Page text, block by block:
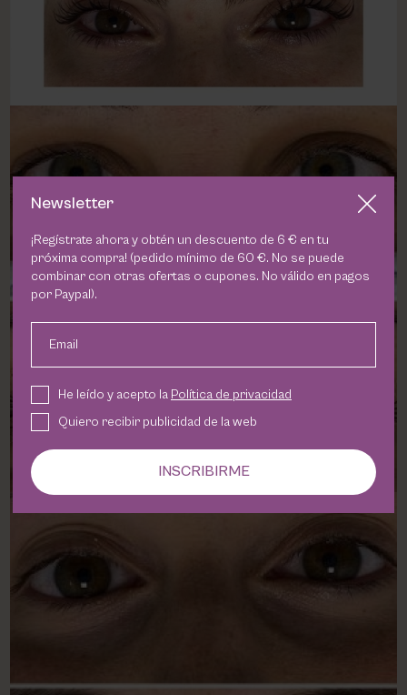
Newsletter
¡Regístrate ahora y obtén un descuento de 6 € en tu
próxima compra! (pedido mínimo de 60 €. No se puede
combinar con otras ofertas o cupones. No válido en pagos
por Paypal).
Email
He leído y acepto la Política de privacidad
Quiero recibir publicidad de la web
INSCRIBIRME